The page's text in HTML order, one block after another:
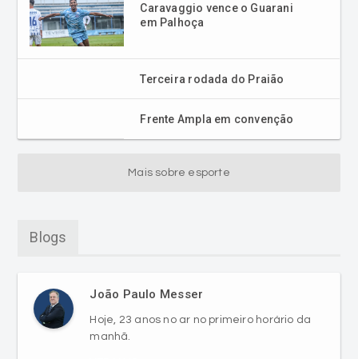
Caravaggio vence o Guarani
em Palhoça
Terceira rodada do Praião
Frente Ampla em convenção
Mais sobre esporte
Blogs
João Paulo Messer
Hoje, 23 anos no ar no primeiro horário da
manhã.